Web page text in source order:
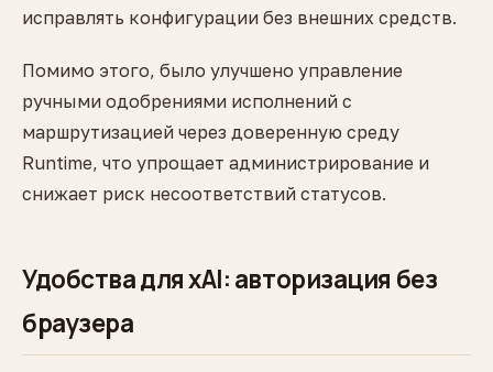
исправлять конфигурации без внешних средств.
Помимо этого, было улучшено управление
ручными одобрениями исполнений с
маршрутизацией через доверенную среду
Runtime, что упрощает администрирование и
снижает риск несоответствий статусов.
Удобства для xAI: авторизация без
браузера